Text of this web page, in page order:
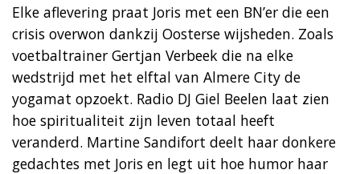
Elke aflevering praat Joris met een BN’er die een
crisis overwon dankzij Oosterse wijsheden. Zoals
voetbaltrainer Gertjan Verbeek die na elke
wedstrijd met het elftal van Almere City de
yogamat opzoekt. Radio DJ Giel Beelen laat zien
hoe spiritualiteit zijn leven totaal heeft
veranderd. Martine Sandifort deelt haar donkere
gedachtes met Joris en legt uit hoe humor haar